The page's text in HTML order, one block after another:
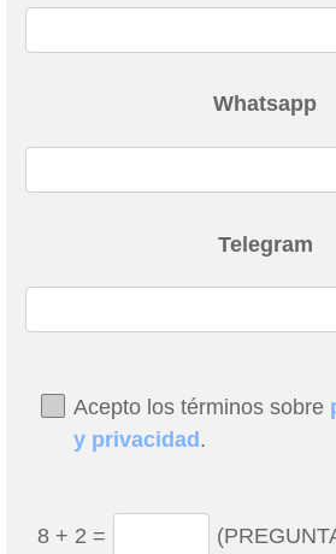
Whatsapp
Telegram
Acepto los términos sobre
y privacidad.
8 + 2 =